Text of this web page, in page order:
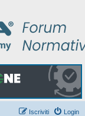
Login
Iscriviti